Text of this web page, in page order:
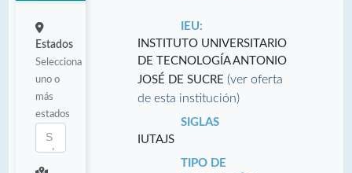
Estados
Selecciona
uno o
más
estados
IEU:
INSTITUTO UNIVERSITARIO
DE TECNOLOGÍA ANTONIO
JOSÉ DE SUCRE (ver oferta
de esta institución)
SIGLAS
IUTAJS
TIPO DE